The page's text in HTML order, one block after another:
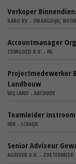
Verkoper
KARO BV - ZWAAGDIJK,
Accountmanager
COMGOED B.V. - NL
Projectmedewerker
Landbouw
WIJ.LAND - ABCOUDE
Teamleider
IBN - SCHAIJK
Senior Adviseur
AGRIVER U.A. - ZOETERMEER